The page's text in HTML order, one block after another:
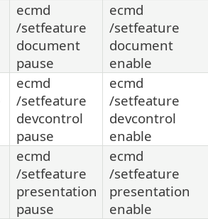
ecmd
/setfeature
document
pause
ecmd
/setfeature
document
enable
ecmd
/setfeature
devcontrol
pause
ecmd
/setfeature
devcontrol
enable
ecmd
/setfeature
presentation
pause
ecmd
/setfeature
presentation
enable